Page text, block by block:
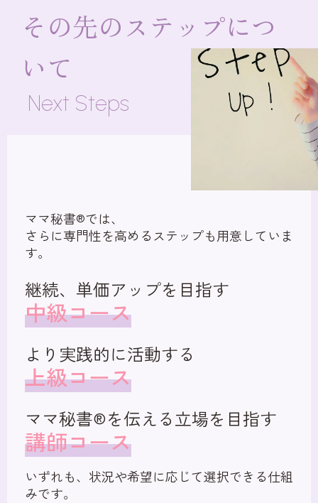
その先のステップにつ
いて
Next Steps
ママ秘書®では、
さらに専門性を高めるステップも用意していま
す。
継続、単価アップを目指す
中級コース
より実践的に活動する
上級コース
ママ秘書®を伝える立場を目指す
講師コース
いずれも、状況や希望に応じて選択できる仕組
みです。